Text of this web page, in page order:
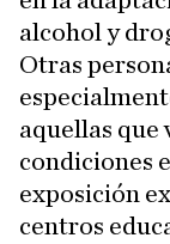
alcohol y
Otras
aquellas que
condiciones
exposición
centros